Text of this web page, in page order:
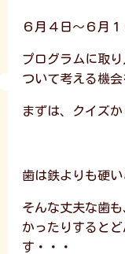
６月４日～６月
プログラムに取
ついて考える機
まずは、クイズか
歯は鉄よりも硬
そんな丈夫な歯
かったりすると
す・・・